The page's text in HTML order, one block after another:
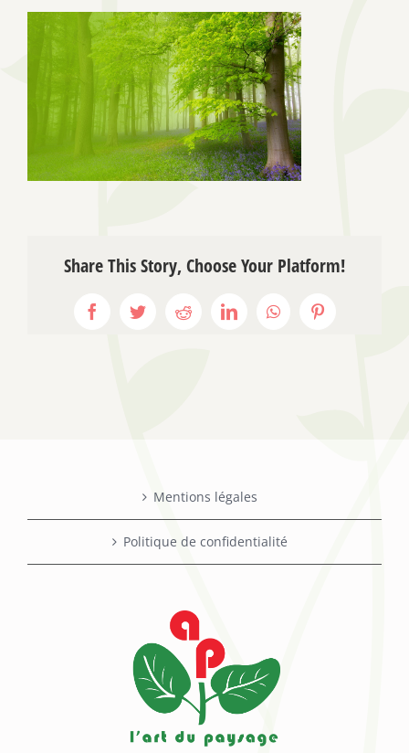
Share This Story, Choose Your Platform!
FacebookTwitterRedditLinkedInWhatsAppPinterest
Mentions légales
Politique de confidentialité